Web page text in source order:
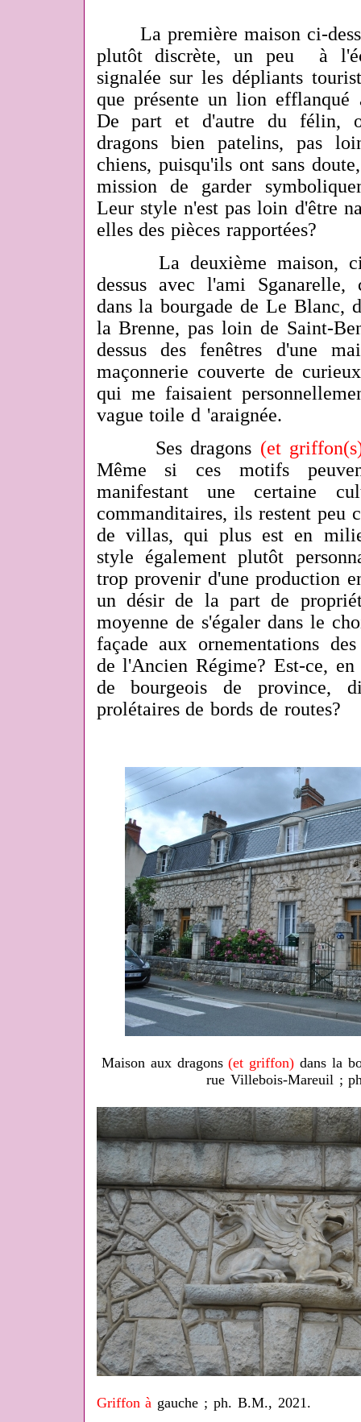
La première maison ci-
plutôt discrète, un peu à
signalée sur les dépliants
que présente un lion
De part et d'autre du félin,
dragons bien patelins, pas
chiens, puisqu'ils ont sans
mission de garder
Leur style n'est pas loin d'être
elles des pièces rapportées?
La deuxième maison, ci-
dessus avec l'ami Sganarelle,
dans la bourgade de Le Blanc,
la Brenne, pas loin de Saint-
dessus des fenêtres d'une
maçonnerie couverte de
qui me faisaient
vague toile d 'araignée.
Ses dragons (et
Même si ces motifs
manifestant une certaine
commanditaires, ils restent peu
de villas, qui plus est en
style également plutôt
trop provenir d'une production
un désir de la part de
moyenne de s'égaler dans le
façade aux ornementations
de l'Ancien Régime? Est-ce,
de bourgeois de province,
prolétaires de bords de routes?
Maison aux dragons(et griffon) dans la
rue Villebois-Mareuil ;
Griffon à gauche ; ph. B.M., 2021.